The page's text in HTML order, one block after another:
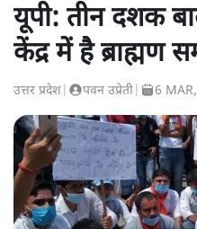
यूपी: तीन दशक
केंद्र में है ब्राह्मण
उत्तर प्रदेश पवन उप्रेती 6